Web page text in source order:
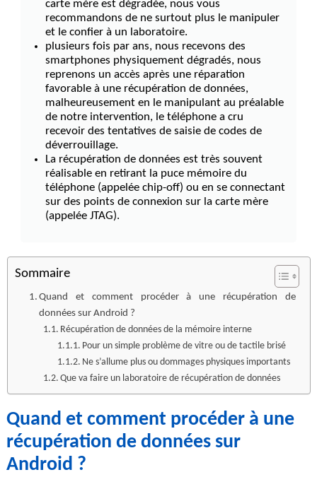
carte mère est dégradée, nous vous
recommandons de ne surtout plus le manipuler
et le confier à un laboratoire.
plusieurs fois par ans, nous recevons des
smartphones physiquement dégradés, nous
reprenons un accès après une réparation
favorable à une récupération de données,
malheureusement en le manipulant au préalable
de notre intervention, le téléphone a cru
recevoir des tentatives de saisie de codes de
déverrouillage.
La récupération de données est très souvent
réalisable en retirant la puce mémoire du
téléphone (appelée chip-off) ou en se connectant
sur des points de connexion sur la carte mère
(appelée JTAG).
Sommaire
Quand et comment procéder à une récupération de
données sur Android ?
Récupération de données de la mémoire interne
Pour un simple problème de vitre ou de tactile brisé
Ne s’allume plus ou dommages physiques importants
Que va faire un laboratoire de récupération de données
Quand et comment procéder à une
récupération de données sur
Android ?